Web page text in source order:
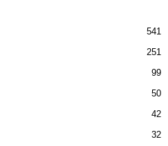
541
251
99
50
42
32